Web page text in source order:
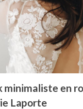
minimaliste en
Laporte